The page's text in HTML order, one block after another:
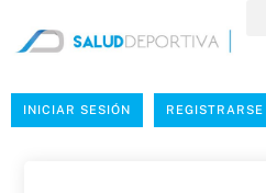
INICIAR SESIÓN REGISTRARSE